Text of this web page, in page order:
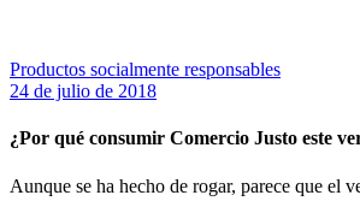
Productos socialmente responsables
24 de julio de 2018
¿Por qué consumir Comercio Justo este
Aunque se ha hecho de rogar, parece que el